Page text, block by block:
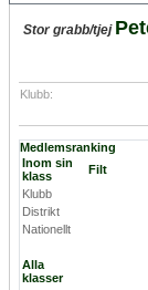
Stor grabb/tjej
Klubb:
Medlemsranking
Inom sin
klass
Filt
Klubb
Distrikt
Nationellt
Alla
klasser